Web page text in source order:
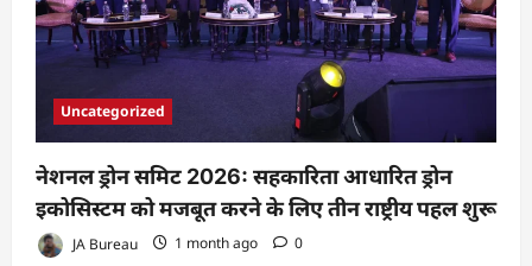
Uncategorized
नेशनल ड्रोन समिट 2026: सहकारिता आधारित ड्रोन
इकोसिस्टम को मजबूत करने के लिए तीन राष्ट्रीय पहल शुरू
JA Bureau 1 month ago 0